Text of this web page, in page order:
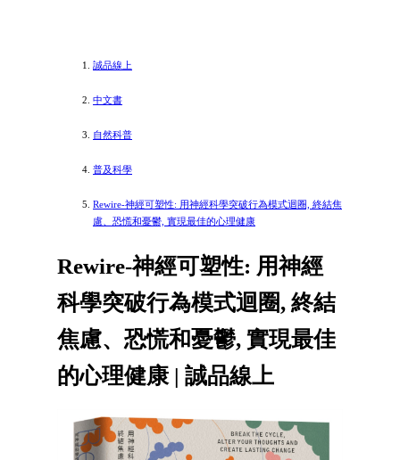
誠品線上
中文書
自然科普
普及科學
Rewire-神經可塑性: 用神經科學突破行為模式迴圈, 終結焦
慮、恐慌和憂鬱, 實現最佳的心理健康
Rewire-神經可塑性: 用神經
科學突破行為模式迴圈, 終結
焦慮、恐慌和憂鬱, 實現最佳
的心理健康 | 誠品線上